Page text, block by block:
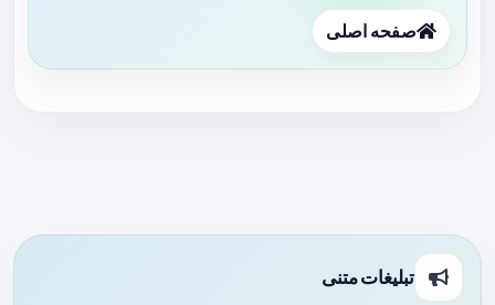
صفحه اصلی
تبلیغات متنی